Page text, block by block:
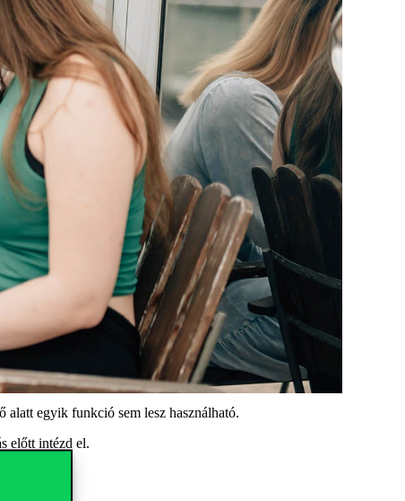
alatt egyik funkció sem lesz használható.
előtt intézd el.